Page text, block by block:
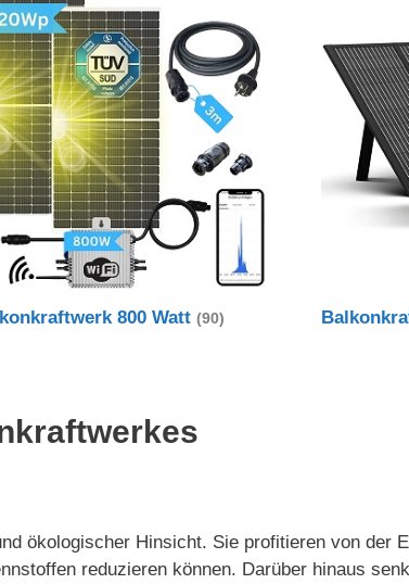
800 Watt(90)
ökologischer Hinsicht. Sie profitieren von der
reduzieren können. Darüber hinaus